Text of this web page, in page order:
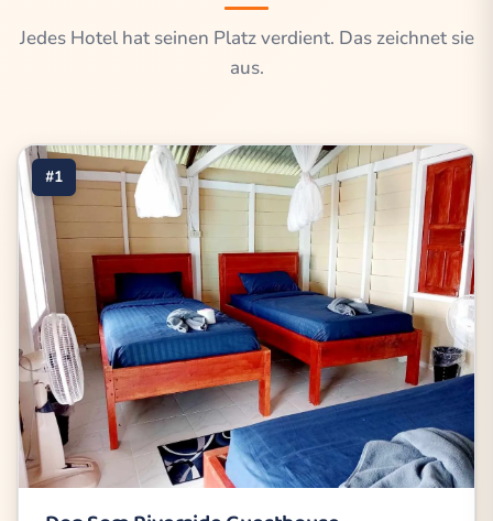
Jedes Hotel hat seinen Platz verdient. Das zeichnet sie
aus.
#1